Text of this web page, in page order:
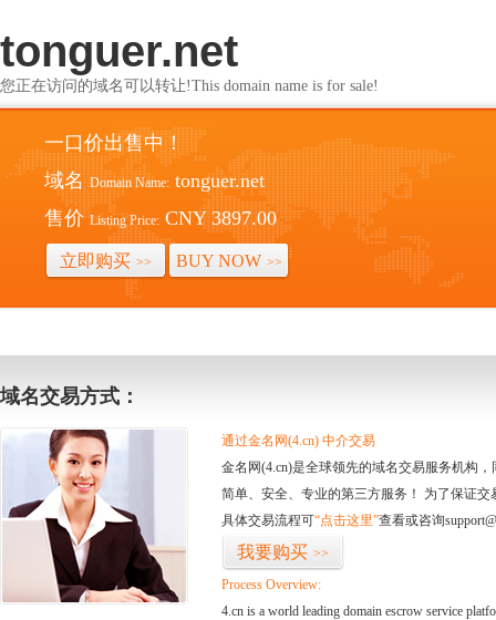
tonguer.net
您正在访问的域名可以转让!This domain name is for sale!
一口价出售中！
域名 Domain Name: tonguer.net
售价 Listing Price: CNY 3897.00
立即购买 >> BUY NOW >>
域名交易方式：
通过金名网(4.cn) 中介交易
金名网(4.cn)是全球领先的域名交易服务机构
简单、安全、专业的第三方服务！ 为了保证
具体交易流程可“点击这里”查看或咨询
我要购买 >>
Process Overview:
4.cn is a world leading domain escrow service